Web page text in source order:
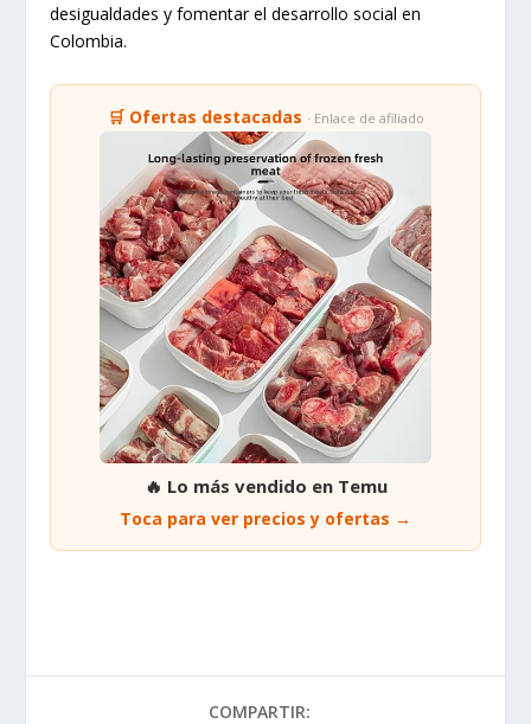
desigualdades y fomentar el desarrollo social en
Colombia.
🛒 Ofertas destacadas · Enlace de afiliado
🔥 Lo más vendido en Temu
Toca para ver precios y ofertas →
COMPARTIR: